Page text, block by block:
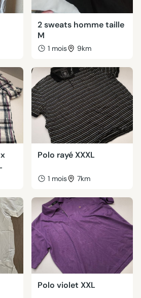
2 sweats homme taille
M
1 mois 9km
Polo rayé XXXL
1 mois 7km
Polo violet XXL